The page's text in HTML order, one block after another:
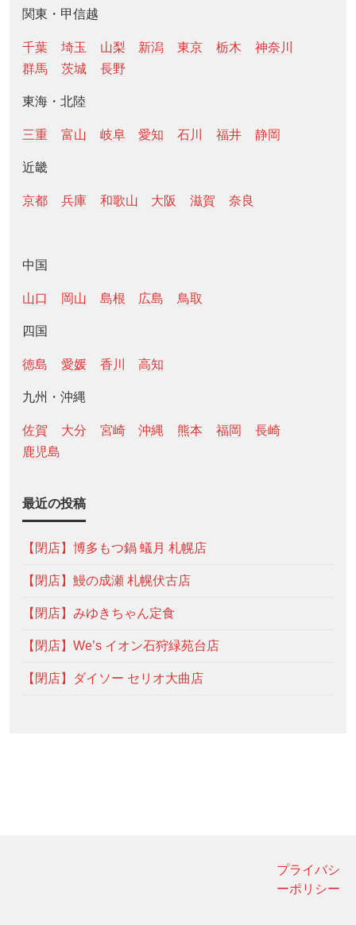
関東・甲信越
千葉 埼玉 山梨 新潟 東京 栃木
神奈川
群馬
茨城 長野
東海・北陸
三重 富山 岐阜 愛知 石川 福井 静岡
近畿
京都 兵庫 和歌山 大阪 滋賀 奈良
中国
山口 岡山 島根 広島 鳥取
四国
徳島 愛媛 香川 高知
九州・沖縄
佐賀 大分 宮崎 沖縄 熊本 福岡
長崎
鹿児島
最近の投稿
【閉店】博多もつ鍋 蟻月 札幌店
【閉店】鰻の成瀬 札幌伏古店
【閉店】みゆきちゃん定食
【閉店】We’s イオン石狩緑苑台店
【閉店】ダイソー セリオ大曲店
プライバシ
ーポリシー